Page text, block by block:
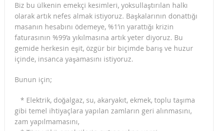
Biz bu ülkenin emekçi kesimleri, yoksullaştırılan halkı
olarak artık nefes almak istiyoruz. Başkalarının donattığı
masanın hesabını ödemeye, %1’in yarattığı krizin
faturasının %99’a yıkılmasına artık yeter diyoruz. Bu
gemide herkesin eşit, özgür bir biçimde barış ve huzur
içinde, insanca yaşamasını istiyoruz.
Bunun için;
* Elektrik, doğalgaz, su, akaryakıt, ekmek, toplu taşıma
gibi temel ihtiyaçlara yapılan zamların geri alınmasını,
zam yapılmamasını,